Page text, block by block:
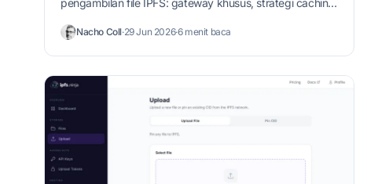
Nacho Coll·29 Jun 2026·6 menit baca